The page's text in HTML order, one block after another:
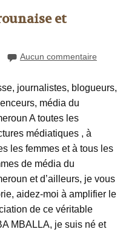
et
Aucun commentaire
journalistes, blogueurs,
média du
A toutes les
médiatiques , à
les femmes et à tous les
de média du
et d’ailleurs, je vous
aidez-moi à amplifier le
de ce véritable
MBALLA, je suis né et